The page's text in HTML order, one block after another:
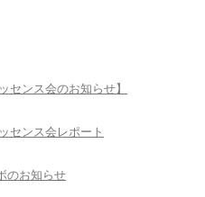
センス会のお知らせ】
センス会レポート
のお知らせ